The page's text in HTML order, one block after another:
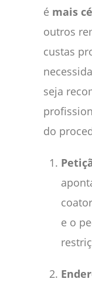
é mais
outros
custas
seja
do
e o